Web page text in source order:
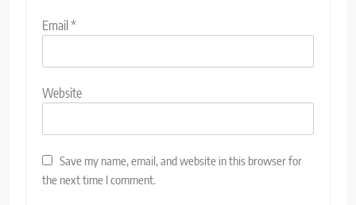
Email*
Website
Save my name, email, and website in this browser for
the next time I comment.